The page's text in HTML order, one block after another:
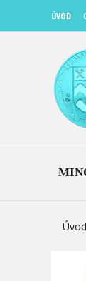
ÚVOD
Úvod